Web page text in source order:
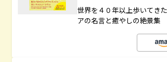
世界を４０年以上歩いてき
アの名言と癒やしの絶景集